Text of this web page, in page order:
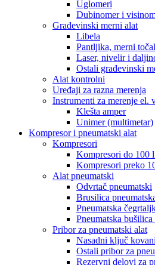
Uglomeri
Dubinomer i
Građevinski merni alat
Libela
Pantljika, merni
Laser, nivelir i
Ostali građevinski
Alat kontrolni
Uređaji za razna merenja
Instrumenti za merenje el.
Klešta amper
Unimer (multimetar)
Kompresor i pneumatski alat
Kompresori
Kompresori do 100
Kompresori preko
Alat pneumatski
Odvrtač pneumatski
Brusilica
Pneumatska
Pneumatska
Pribor za pneumatski alat
Nasadni ključ kovani
Ostali pribor za
Rezervni delovi za